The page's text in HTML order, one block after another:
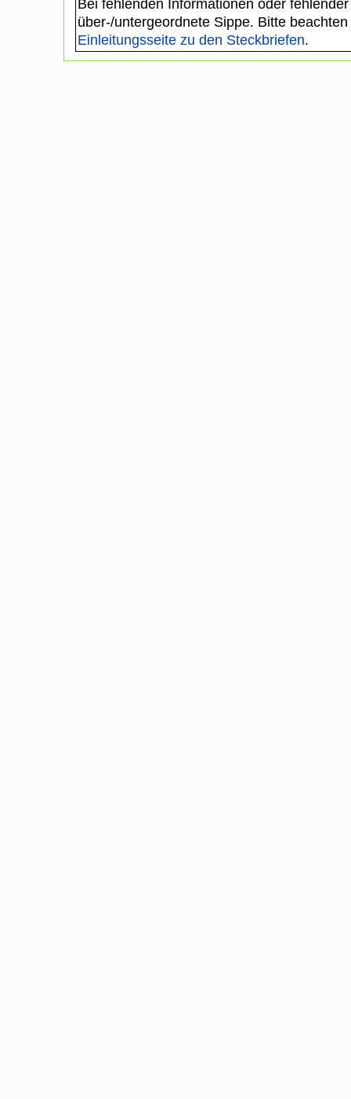
Bei fehlenden Informationen oder
über-/untergeordnete Sippe. Bitte
Einleitungsseite zu den Steckbriefen.